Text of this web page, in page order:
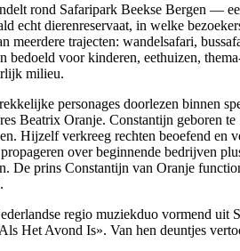
rond Safaripark Beekse Bergen —
echt dierenreservaat, in welke
meerdere trajecten: wandelsafari,
bedoeld voor kinderen, eethuizen,
milieu.
personages doorlezen binnen
Beatrix Oranje. Constantijn geboren
Hijzelf verkreeg rechten beoefend en
over beginnende bedrijven
De prins Constantijn van Oranje
regio muziekduo vormend uit
Het Avond Is». Van hen deuntjes